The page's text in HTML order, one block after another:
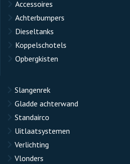
Accessoires
Achterbumpers
Dieseltanks
Koppelschotels
Opbergkisten
Slangenrek
Gladde achterwand
Standairco
Uitlaatsystemen
Verlichting
Vlonders